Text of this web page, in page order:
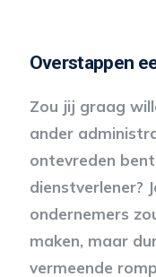
Overstappen
Zou jij graag
ander
ontevreden
dienstverlener?
ondernemers
maken, maar
vermeende